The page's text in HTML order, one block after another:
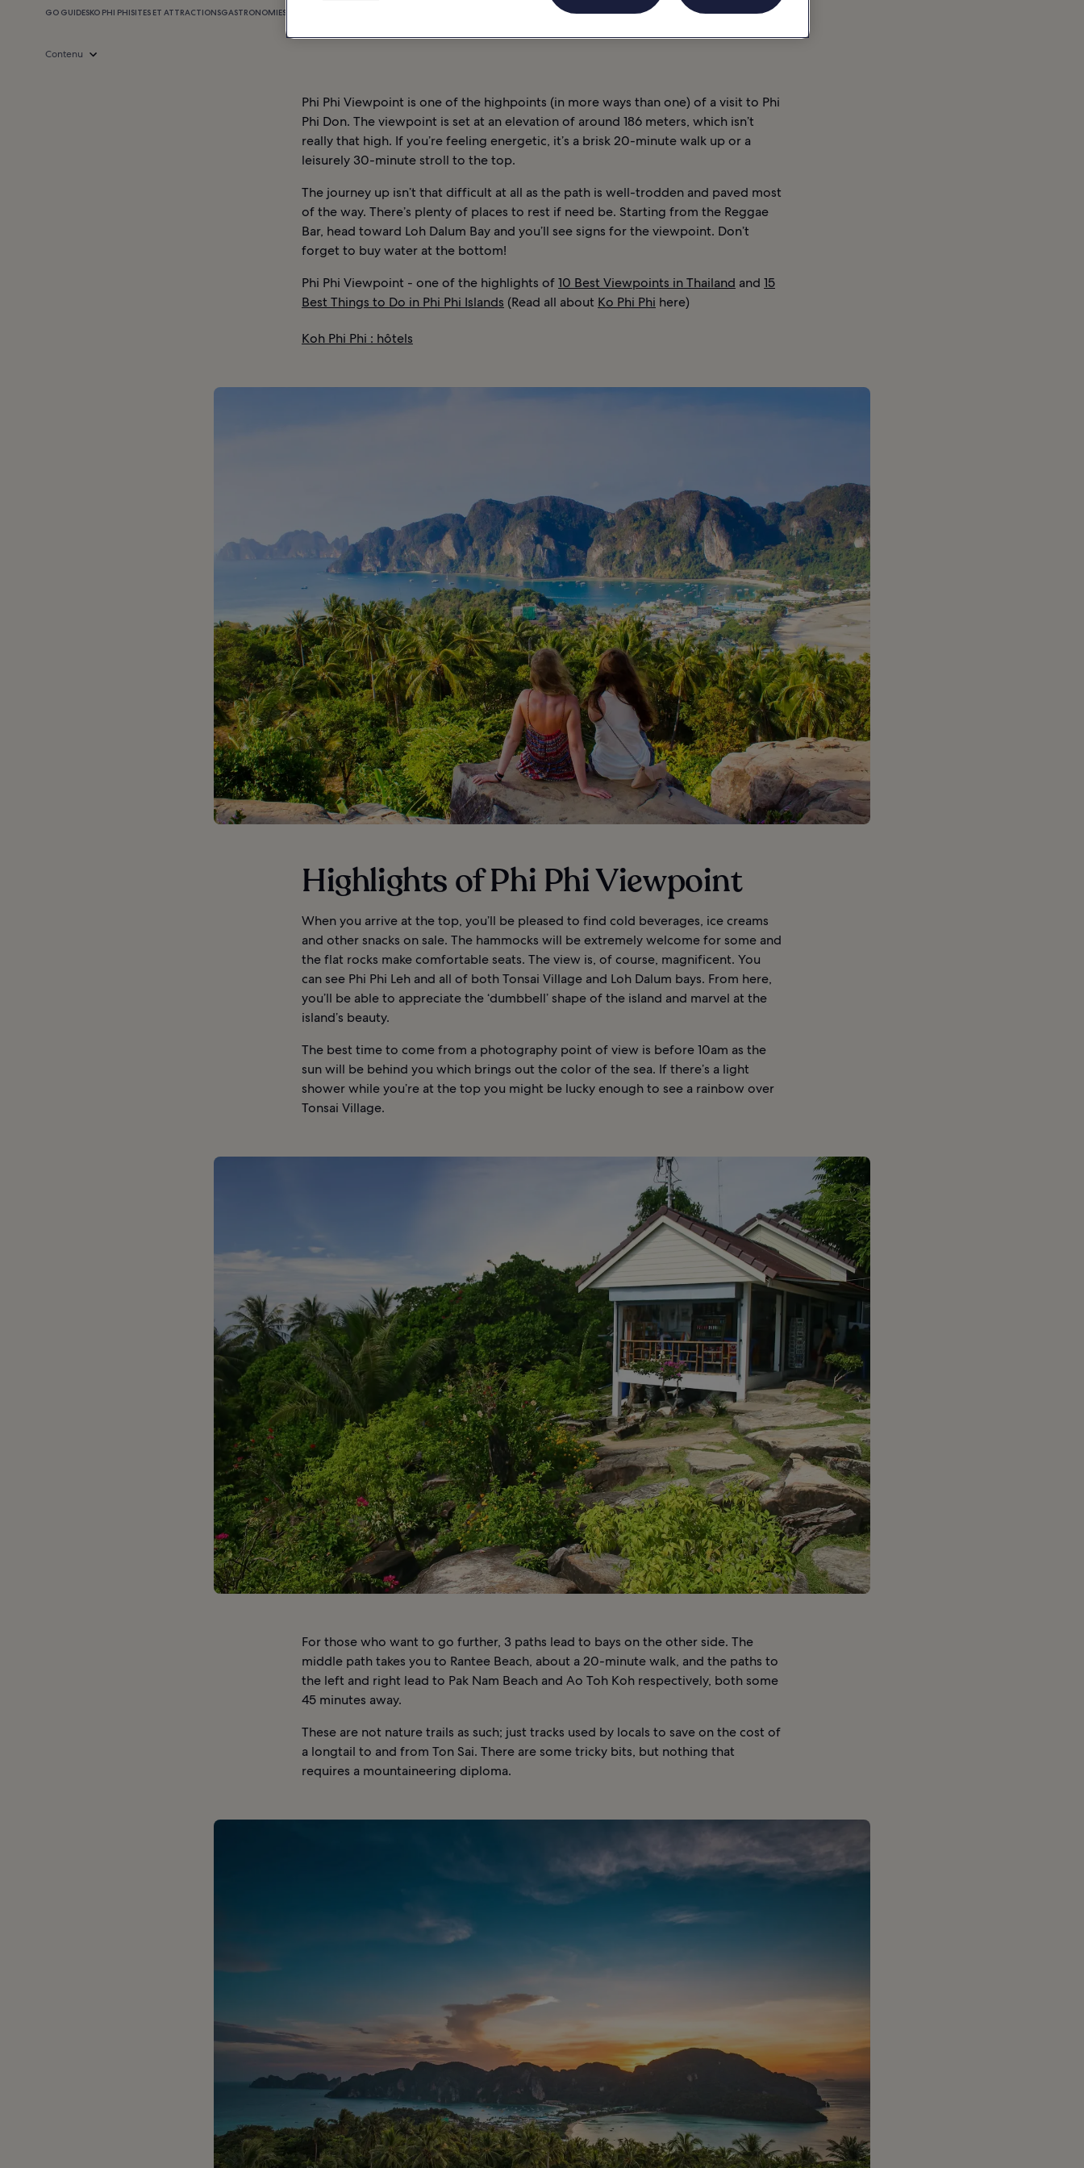
GO GUIDESKO PHI PHISITES ET ATTRACTIONSGASTRONOMIESHOPPING
Contenu
Phi Phi Viewpoint is one of the highpoints (in more ways than one) of a visit to Phi
Phi Don. The viewpoint is set at an elevation of around 186 meters, which isn’t
really that high. If you’re feeling energetic, it’s a brisk 20-minute walk up or a
leisurely 30-minute stroll to the top.
The journey up isn’t that difficult at all as the path is well-trodden and paved most
of the way. There’s plenty of places to rest if need be. Starting from the Reggae
Bar, head toward Loh Dalum Bay and you’ll see signs for the viewpoint. Don’t
forget to buy water at the bottom!
Phi Phi Viewpoint - one of the highlights of10 Best Viewpoints in Thailand and 15
Best Things to Do in Phi Phi Islands (Read all about Ko Phi Phi here)
Koh Phi Phi : hôtels
Highlights of Phi Phi Viewpoint
When you arrive at the top, you’ll be pleased to find cold beverages, ice creams
and other snacks on sale. The hammocks will be extremely welcome for some and
the flat rocks make comfortable seats. The view is, of course, magnificent. You
can see Phi Phi Leh and all of both Tonsai Village and Loh Dalum bays. From here,
you’ll be able to appreciate the ‘dumbbell’ shape of the island and marvel at the
island’s beauty.
The best time to come from a photography point of view is before 10am as the
sun will be behind you which brings out the color of the sea. If there’s a light
shower while you’re at the top you might be lucky enough to see a rainbow over
Tonsai Village.
For those who want to go further, 3 paths lead to bays on the other side. The
middle path takes you to Rantee Beach, about a 20-minute walk, and the paths to
the left and right lead to Pak Nam Beach and Ao Toh Koh respectively, both some
45 minutes away.
These are not nature trails as such; just tracks used by locals to save on the cost of
a longtail to and from Ton Sai. There are some tricky bits, but nothing that
requires a mountaineering diploma.